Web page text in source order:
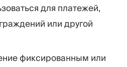
для платежей,
или другой
фиксированным или